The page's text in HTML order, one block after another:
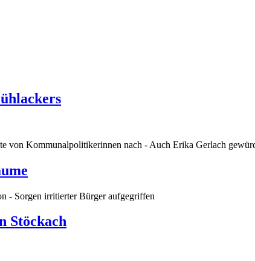
von Kommunalpolitikerinnen nach - Auch Erika Gerlach
- Sorgen irritierter Bürger aufgegriffen
Stöckach